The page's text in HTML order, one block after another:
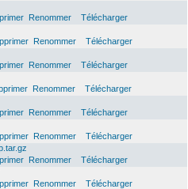
Renommer
Télécharger
Renommer
Télécharger
Renommer
Télécharger
Renommer
Télécharger
Renommer
Télécharger
Renommer
Télécharger
Renommer
Télécharger
Renommer
Télécharger